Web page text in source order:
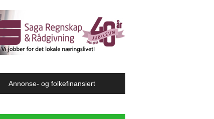
Annonse- og folkefinansiert